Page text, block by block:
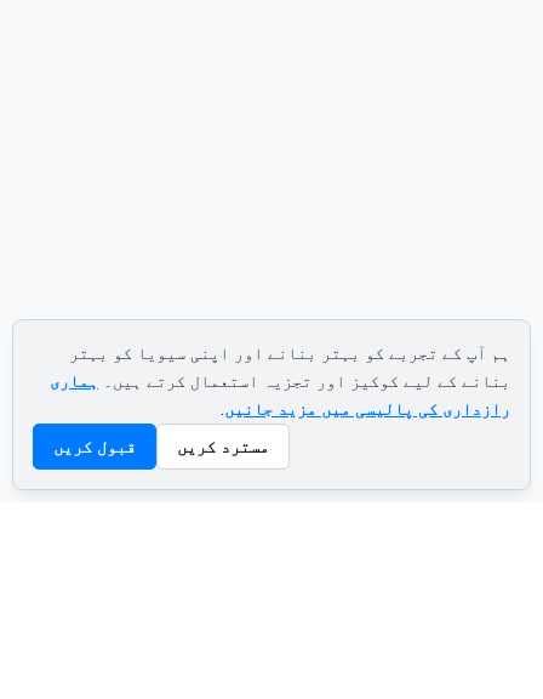
ہم آپ کے تجربے کو بہتر بنانے اور اپنی سیویا کو بہتر
بنانے کے لیے کوکیز اور تجزیہ استعمال کرتے ہیں۔ ہماری
رازداری کی پالیسی میں مزید جانیں.
مسترد کریں
قبول کریں